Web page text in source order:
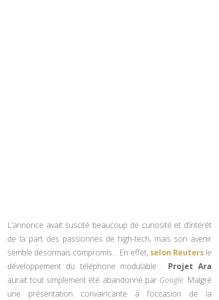
L’annonce avait suscité beaucoup de curiosité et d’intérêt
de la part des passionnés de high-tech, mais son avenir
semble désormais compromis… En effet, selon Reutersle
développement du téléphone modulable : Projet Ara
aurait tout simplement été abandonné par Google. Malgré
une présentation convaincante à l’occasion de la